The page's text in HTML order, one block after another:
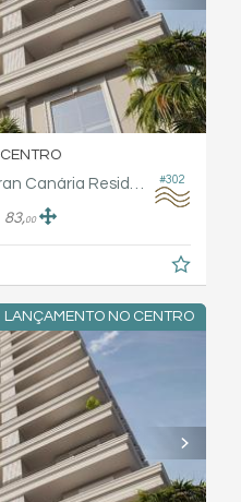
#302
CENTRO
83,00
LANÇAMENTO NO CENTRO